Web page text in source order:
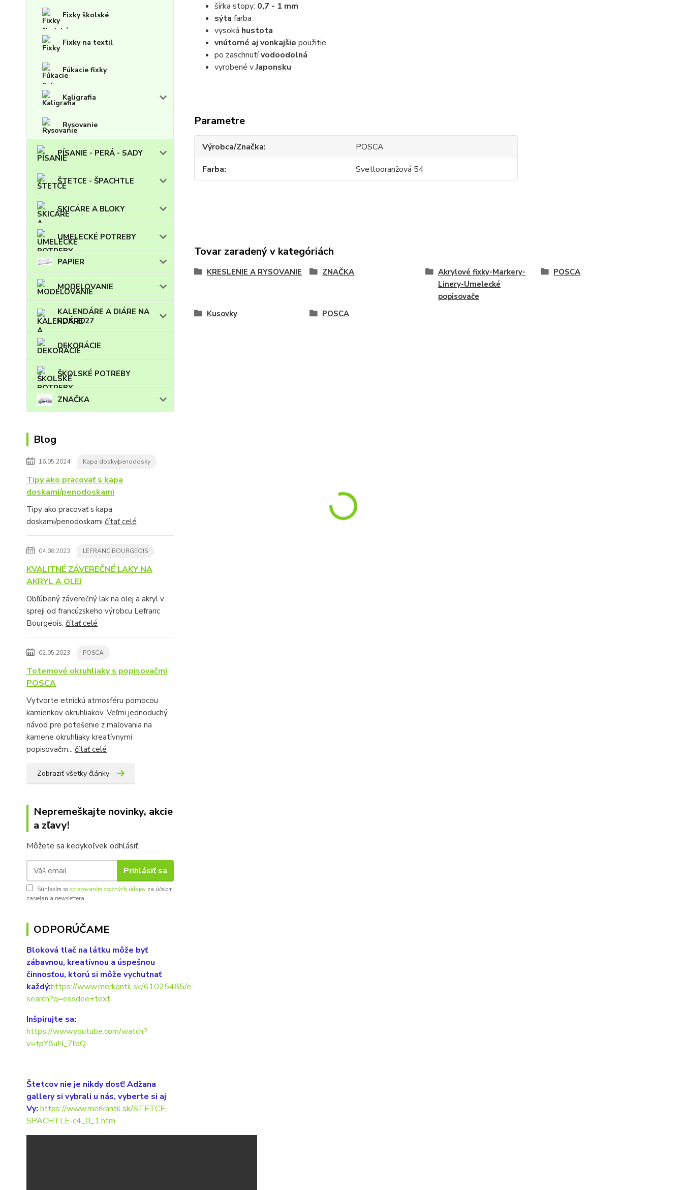
Fixky školské
Fixky na textil
Fúkacie fixky
Kaligrafia
Rysovanie
PÍSANIE - PERÁ - SADY
ŠTETCE - ŠPACHTLE
SKICÁRE A BLOKY
UMELECKÉ POTREBY
PAPIER
MODELOVANIE
KALENDÁRE A DIÁRE NA
ROK 2027
DEKORÁCIE
ŠKOLSKÉ POTREBY
ZNAČKA
Blog
16.05.2024 Kapa dosky/penodosky
Tipy ako pracovať s kapa
doskami/penodoskami
Tipy ako pracovať s kapa
doskami/penodoskami čítať celé
04.08.2023 LEFRANC BOURGEOIS
KVALITNÉ ZÁVEREČNÉ LAKY NA
AKRYL A OLEJ
Obľúbený záverečný lak na olej a akryl v
spreji od francúzskeho výrobcu Lefranc
Bourgeois. čítať celé
02.05.2023 POSCA
Totemové okruhliaky s popisovačmi
POSCA
Vytvorte etnickú atmosféru pomocou
kamienkov okruhliakov. Veľmi jednoduchý
návod pre potešenie z maľovania na
kamene okruhliaky kreatívnymi
popisovačm... čítať celé
Zobraziť všetky články
Nepremeškajte novinky, akcie
a zľavy!
Môžete sa kedykoľvek odhlásiť.
Prihlásiť sa
Súhlasím so spracovaním osobných údajov za účelom
zasielania newslettera.
ODPORÚČAME
Bloková tlač na látku môže byť
zábavnou, kreatívnou a úspešnou
činnosťou, ktorú si môže vychutnať
každý:https://www.merkantil.sk/61025485/e-
search?q=essdee+text
Inšpirujte sa:
https://www.youtube.com/watch?
v=tpY8uN_7lbQ
Štetcov nie je nikdy dosť! Adžana
gallery si vybrali u nás, vyberte si aj
Vy: https://www.merkantil.sk/STETCE-
SPACHTLE-c4_0_1.htm
šírka stopy: 0,7 - 1 mm
sýta farba
vysoká hustota
vnútorné aj vonkajšie použitie
po zaschnutívodoodolná
vyrobené vJaponsku
Parametre
Výrobca/Značka
POSCA
Farba
Svetlooranžová 54
Tovar zaradený v kategóriách
KRESLENIE A RYSOVANIE ZNAČKA
Akrylové fixky-Markery-
Linery-Umelecké
popisovače
POSCA
Kusovky POSCA